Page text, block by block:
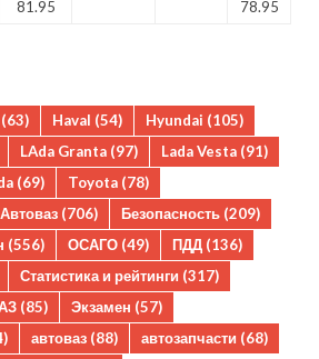
81.95 78.95
(63) Haval (54) Hyundai (105)
LAda Granta (97) Lada Vesta (91)
(69) Toyota (78)
Автоваз (706) Безопасность (209)
(556) ОСАГО (49) ПДД (136)
Статистика и рейтинги (317)
(85) Экзамен (57)
автоваз (88) автозапчасти (68)